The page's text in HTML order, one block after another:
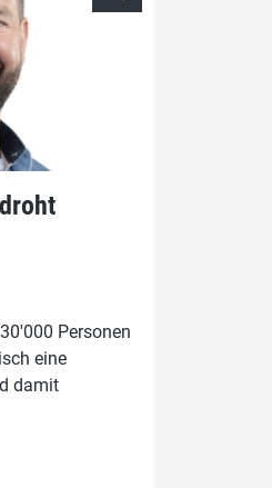
Personen
eine
damit